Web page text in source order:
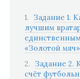
Задание 1.
лучшим
«Золотой
Задание 2.
счёт